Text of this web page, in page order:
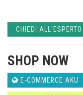
CHIEDI ALL'ESPERTO
SHOP NOW
E-COMMERCE AKU